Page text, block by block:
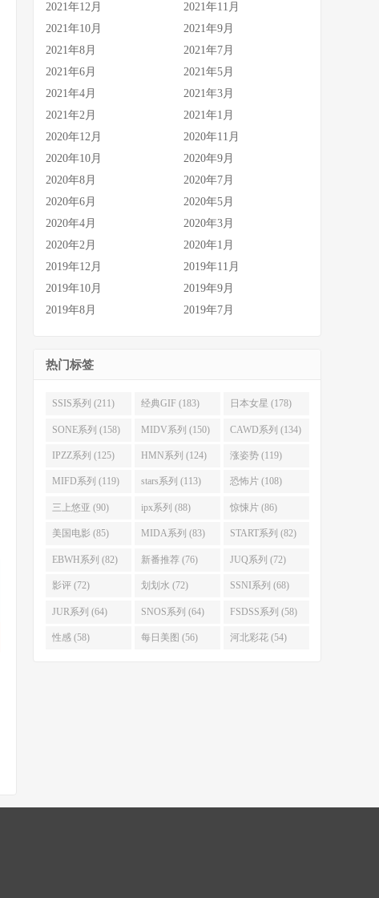
2021年12月
2021年11月
2021年10月
2021年9月
2021年8月
2021年7月
2021年6月
2021年5月
2021年4月
2021年3月
2021年2月
2021年1月
2020年12月
2020年11月
2020年10月
2020年9月
2020年8月
2020年7月
2020年6月
2020年5月
2020年4月
2020年3月
2020年2月
2020年1月
2019年12月
2019年11月
2019年10月
2019年9月
2019年8月
2019年7月
热门标签
SSIS系列 (211) 经典GIF (183) 日本女星 (178)
SONE系列 (158) MIDV系列 (150) CAWD系列 (134)
IPZZ系列 (125) HMN系列 (124) 涨姿势 (119)
MIFD系列 (119) stars系列 (113) 恐怖片 (108)
三上悠亚 (90) ipx系列 (88) 惊悚片 (86)
美国电影 (85) MIDA系列 (83) START系列 (82)
EBWH系列 (82) 新番推荐 (76) JUQ系列 (72)
影评 (72) 划划水 (72) SSNI系列 (68)
JUR系列 (64) SNOS系列 (64) FSDSS系列 (58)
性感 (58) 每日美图 (56) 河北彩花 (54)